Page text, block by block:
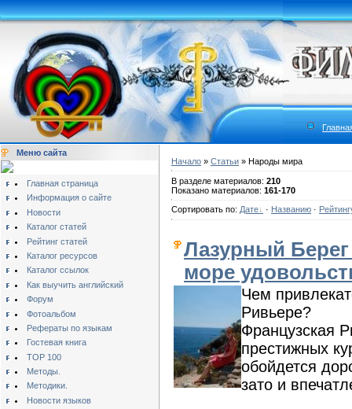
Меню сайта
Главная страница
Информация о сайте
Новости
Каталог статей
Рейтинг статей
Каталог ресурсов
Каталог ссылок
Как выучить английский
Форум
Фотоальбом
Рефераты по языкам
Гостевая книга
TOP 100
Методы.
Методики.
Новости языков
Начало » Статьи » Народы мира
В разделе материалов: 210
Показано материалов: 161-170
Сортировать по: Дате · Названию ·
Лазурный
море
Чем
Ривьере?
Французская
престижных
обойдется
зато и